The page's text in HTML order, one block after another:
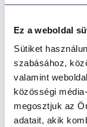
Ez a weboldal
Sütiket
szabásához,
valamint
közösségi
megosztjuk az
adatait, akik
Nyári
2026. július 28.
Nyári